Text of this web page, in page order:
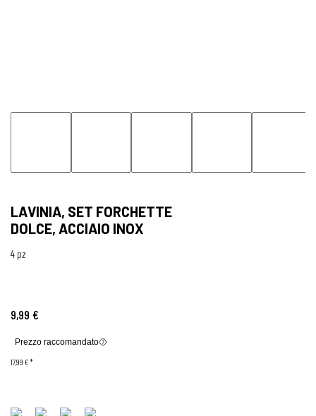
LAVINIA, SET FORCHETTE
DOLCE, ACCIAIO INOX
4 pz
9,99 €
Prezzo raccomandato
17,99 €*